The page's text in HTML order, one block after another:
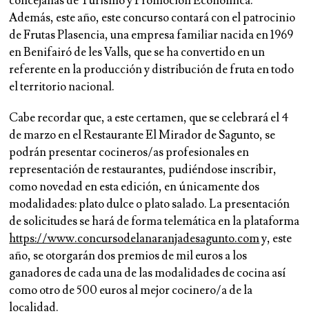
Además, este año, este concurso contará con el patrocinio
de Frutas Plasencia, una empresa familiar nacida en 1969
en Benifairó de les Valls, que se ha convertido en un
referente en la producción y distribución de fruta en todo
el territorio nacional.
Cabe recordar que, a este certamen, que se celebrará el 4
de marzo en el Restaurante El Mirador de Sagunto, se
podrán presentar cocineros/as profesionales en
representación de restaurantes, pudiéndose inscribir,
como novedad en esta edición, en únicamente dos
modalidades: plato dulce o plato salado. La presentación
de solicitudes se hará de forma telemática en la plataforma
https://www.concursodelanaranjadesagunto.comy, este
año, se otorgarán dos premios de mil euros a los
ganadores de cada una de las modalidades de cocina así
como otro de 500 euros al mejor cocinero/a de la
localidad.